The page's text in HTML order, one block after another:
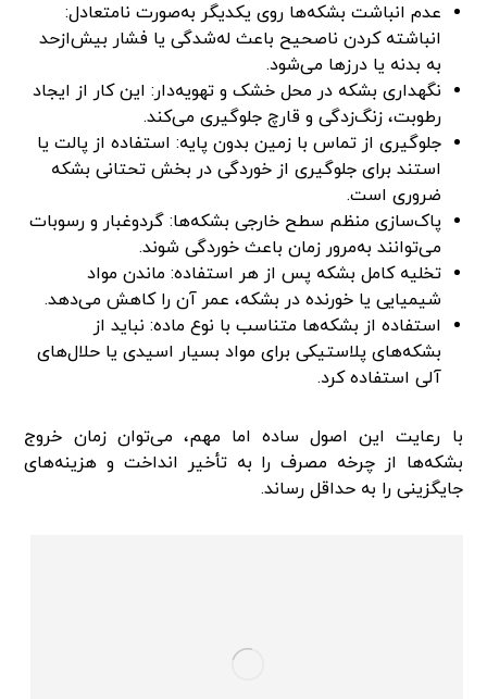
عدم انباشت بشکه‌ها روی یکدیگر به‌صورت نامتعادل:
انباشته کردن ناصحیح باعث له‌شدگی یا فشار بیش‌ازحد
به بدنه یا درزها می‌شود.
نگهداری بشکه در محل خشک و تهویه‌دار: این کار از ایجاد
رطوبت، زنگ‌زدگی و قارچ جلوگیری می‌کند.
جلوگیری از تماس با زمین بدون پایه: استفاده از پالت یا
استند برای جلوگیری از خوردگی در بخش تحتانی بشکه
ضروری است.
پاک‌سازی منظم سطح خارجی بشکه‌ها: گردوغبار و رسوبات
می‌توانند به‌مرور زمان باعث خوردگی شوند.
تخلیه کامل بشکه پس از هر استفاده: ماندن مواد
شیمیایی یا خورنده در بشکه، عمر آن را کاهش می‌دهد.
استفاده از بشکه‌ها متناسب با نوع ماده: نباید از
بشکه‌های پلاستیکی برای مواد بسیار اسیدی یا حلال‌های
آلی استفاده کرد.
با رعایت این اصول ساده اما مهم، می‌توان زمان خروج
بشکه‌ها از چرخه مصرف را به تأخیر انداخت و هزینه‌های
جایگزینی را به حداقل رساند.